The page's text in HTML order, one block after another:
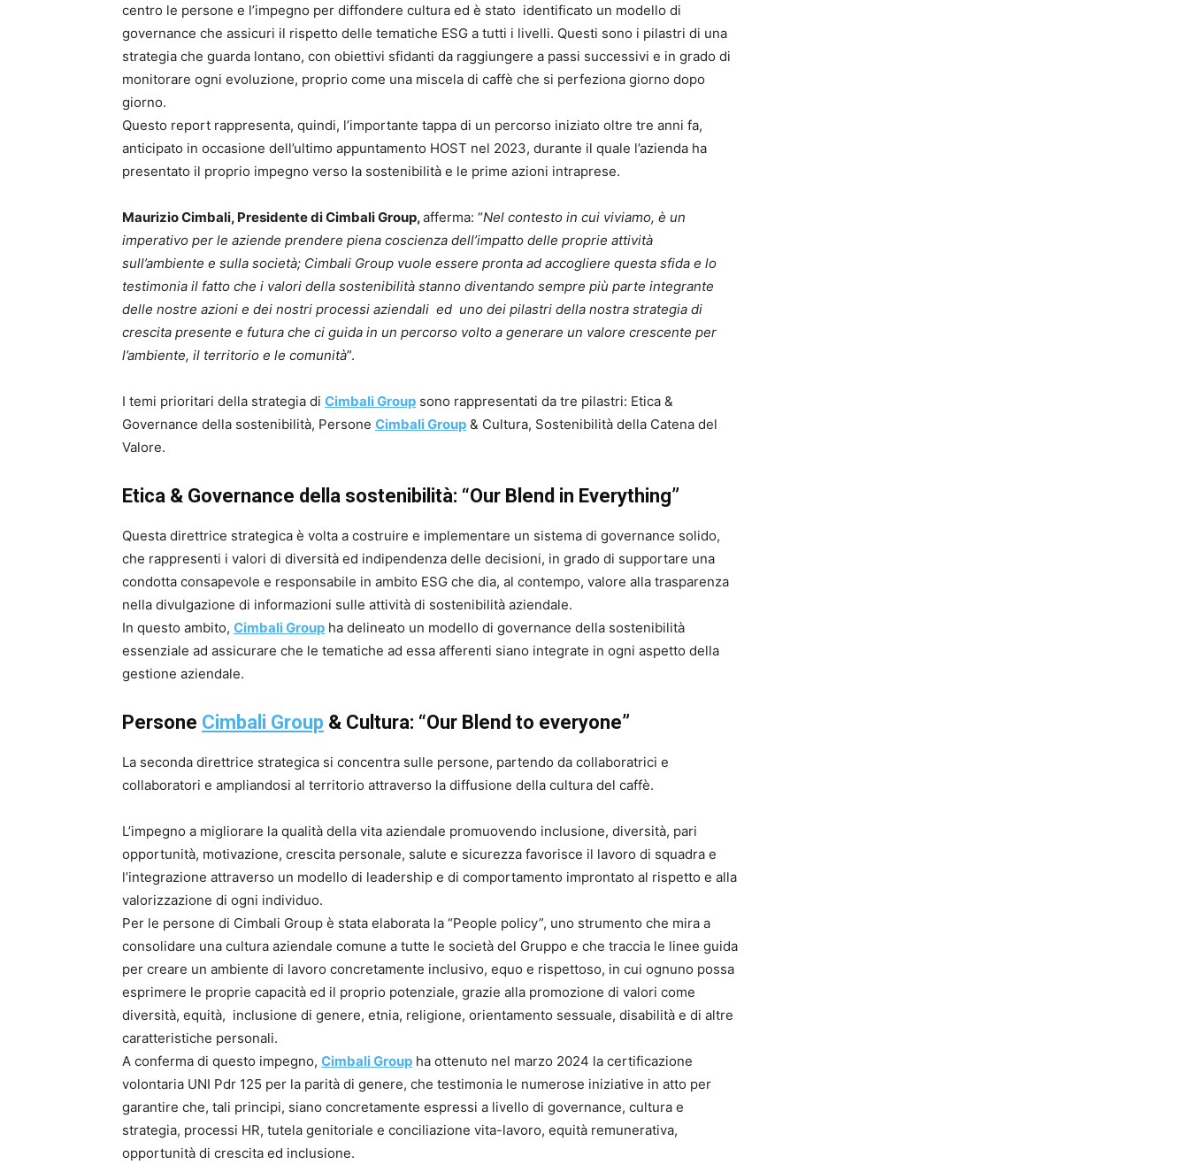
centro le persone e l’impegno per diffondere cultura ed è stato identificato un modello di
governance che assicuri il rispetto delle tematiche ESG a tutti i livelli. Questi sono i pilastri di una
strategia che guarda lontano, con obiettivi sfidanti da raggiungere a passi successivi e in grado di
monitorare ogni evoluzione, proprio come una miscela di caffè che si perfeziona giorno dopo
giorno.
Questo report rappresenta, quindi, l’importante tappa di un percorso iniziato oltre tre anni fa,
anticipato in occasione dell’ultimo appuntamento HOST nel 2023, durante il quale l’azienda ha
presentato il proprio impegno verso la sostenibilità e le prime azioni intraprese.
Maurizio Cimbali, Presidente di Cimbali Group,afferma: “Nel contesto in cui viviamo, è un
imperativo per le aziende prendere piena coscienza dell’impatto delle proprie attività
sull’ambiente e sulla società; Cimbali Group vuole essere pronta ad accogliere questa sfida e lo
testimonia il fatto che i valori della sostenibilità stanno diventando sempre più parte integrante
delle nostre azioni e dei nostri processi aziendali ed uno dei pilastri della nostra strategia di
crescita presente e futura che ci guida in un percorso volto a generare un valore crescente per
l’ambiente, il territorio e le comunità”.
I temi prioritari della strategia di Cimbali Group sono rappresentati da tre pilastri: Etica &
Governance della sostenibilità, Persone Cimbali Group & Cultura, Sostenibilità della Catena del
Valore.
Etica & Governance della sostenibilità: “Our Blend in Everything”
Questa direttrice strategica è volta a costruire e implementare un sistema di governance solido,
che rappresenti i valori di diversità ed indipendenza delle decisioni, in grado di supportare una
condotta consapevole e responsabile in ambito ESG che dia, al contempo, valore alla trasparenza
nella divulgazione di informazioni sulle attività di sostenibilità aziendale.
In questo ambito, Cimbali Group ha delineato un modello di governance della sostenibilità
essenziale ad assicurare che le tematiche ad essa afferenti siano integrate in ogni aspetto della
gestione aziendale.
Persone Cimbali Group & Cultura: “Our Blend to everyone”
La seconda direttrice strategica si concentra sulle persone, partendo da collaboratrici e
collaboratori e ampliandosi al territorio attraverso la diffusione della cultura del caffè.
L’impegno a migliorare la qualità della vita aziendale promuovendo inclusione, diversità, pari
opportunità, motivazione, crescita personale, salute e sicurezza favorisce il lavoro di squadra e
l’integrazione attraverso un modello di leadership e di comportamento improntato al rispetto e alla
valorizzazione di ogni individuo.
Per le persone di Cimbali Group è stata elaborata la “People policy”, uno strumento che mira a
consolidare una cultura aziendale comune a tutte le società del Gruppo e che traccia le linee guida
per creare un ambiente di lavoro concretamente inclusivo, equo e rispettoso, in cui ognuno possa
esprimere le proprie capacità ed il proprio potenziale, grazie alla promozione di valori come
diversità, equità, inclusione di genere, etnia, religione, orientamento sessuale, disabilità e di altre
caratteristiche personali.
A conferma di questo impegno, Cimbali Group ha ottenuto nel marzo 2024 la certificazione
volontaria UNI Pdr 125 per la parità di genere, che testimonia le numerose iniziative in atto per
garantire che, tali principi, siano concretamente espressi a livello di governance, cultura e
strategia, processi HR, tutela genitoriale e conciliazione vita-lavoro, equità remunerativa,
opportunità di crescita ed inclusione.